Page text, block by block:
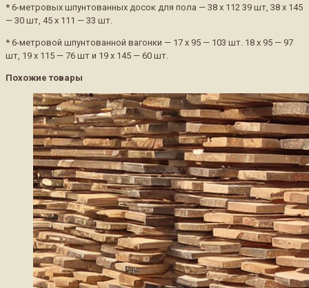
* 6-метровых шпунтованных досок для пола — 38 х 112 39 шт, 38 х 145
— 30 шт, 45 х 111 — 33 шт.
* 6-метровой шпунтованной вагонки — 17 х 95 — 103 шт. 18 х 95 — 97
шт, 19 х 115 — 76 шт и 19 х 145 — 60 шт.
Похожие товары